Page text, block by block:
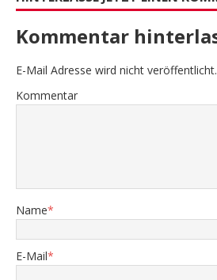
Kommentar
E-Mail Adresse wird nicht veröffentlicht.
Kommentar
Name*
E-Mail*